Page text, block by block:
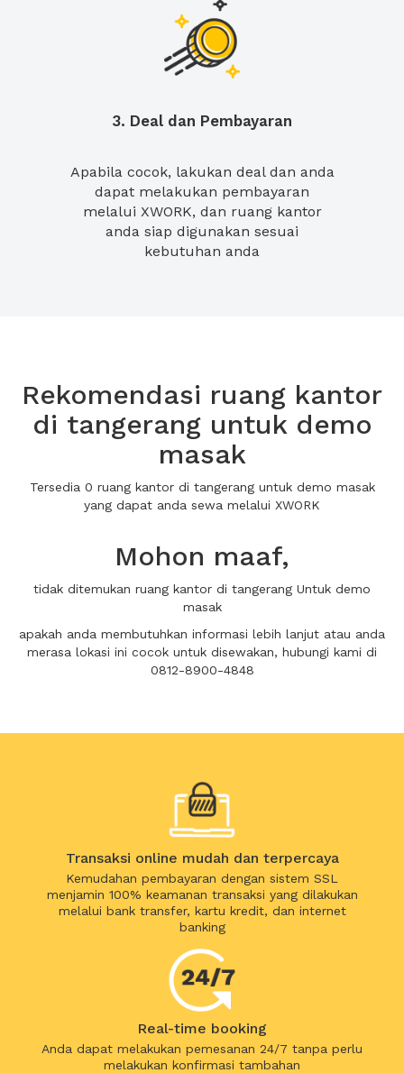
3. Deal dan Pembayaran
Apabila cocok, lakukan deal dan anda
dapat melakukan pembayaran
melalui XWORK, dan ruang kantor
anda siap digunakan sesuai
kebutuhan anda
Rekomendasi ruang kantor
di tangerang untuk demo
masak
Tersedia 0 ruang kantor di tangerang untuk demo masak
yang dapat anda sewa melalui XWORK
Mohon maaf,
tidak ditemukan ruang kantor di tangerang Untuk demo
masak
apakah anda membutuhkan informasi lebih lanjut atau anda
merasa lokasi ini cocok untuk disewakan, hubungi kami di
0812-8900-4848
Transaksi online mudah dan terpercaya
Kemudahan pembayaran dengan sistem SSL
menjamin 100% keamanan transaksi yang dilakukan
melalui bank transfer, kartu kredit, dan internet
banking
Real-time booking
Anda dapat melakukan pemesanan 24/7 tanpa perlu
melakukan konfirmasi tambahan